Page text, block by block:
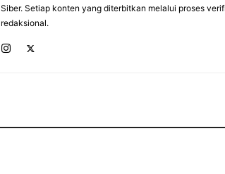
Siber. Setiap konten yang diterbitkan melalui proses
redaksional.